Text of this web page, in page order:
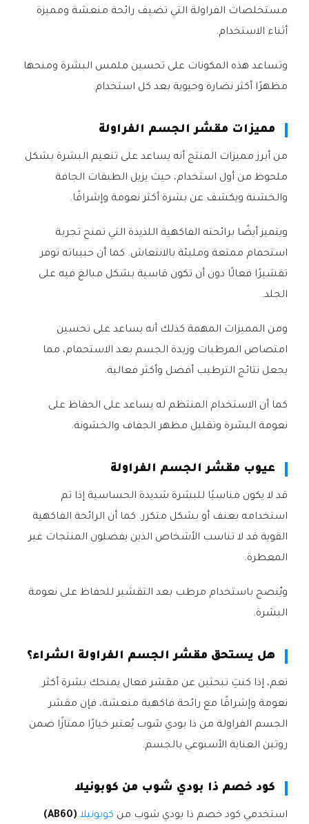
مستخلصات الفراولة التي تضيف رائحة منعشة ومميزة
أثناء الاستخدام.
وتساعد هذه المكونات على تحسين ملمس البشرة ومنحها
مظهرًا أكثر نضارة وحيوية بعد كل استخدام.
مميزات مقشر الجسم الفراولة
من أبرز مميزات المنتج أنه يساعد على تنعيم البشرة بشكل
ملحوظ من أول استخدام، حيث يزيل الطبقات الجافة
والخشنة ويكشف عن بشرة أكثر نعومة وإشراقًا.
ويتميز أيضًا برائحته الفاكهية اللذيذة التي تمنح تجربة
استحمام ممتعة ومليئة بالانتعاش. كما أن حبيباته توفر
تقشيرًا فعالًا دون أن تكون قاسية بشكل مبالغ فيه على
الجلد.
ومن المميزات المهمة كذلك أنه يساعد على تحسين
امتصاص المرطبات وزبدة الجسم بعد الاستحمام، مما
يجعل نتائج الترطيب أفضل وأكثر فعالية.
كما أن الاستخدام المنتظم له يساعد على الحفاظ على
نعومة البشرة وتقليل مظهر الجفاف والخشونة.
عيوب مقشر الجسم الفراولة
قد لا يكون مناسبًا للبشرة شديدة الحساسية إذا تم
استخدامه بعنف أو بشكل متكرر. كما أن الرائحة الفاكهية
القوية قد لا تناسب الأشخاص الذين يفضلون المنتجات غير
المعطرة.
ويُنصح باستخدام مرطب بعد التقشير للحفاظ على نعومة
البشرة.
هل يستحق مقشر الجسم الفراولة الشراء؟
نعم، إذا كنتِ تبحثين عن مقشر فعال يمنحك بشرة أكثر
نعومة وإشراقًا مع رائحة فاكهية منعشة، فإن مقشر
الجسم الفراولة من ذا بودي شوب يُعتبر خيارًا ممتازًا ضمن
روتين العناية الأسبوعي بالجسم.
كود خصم ذا بودي شوب من كوبونيلا
استخدمي كود خصم ذا بودي شوب من كوبونيلا (AB60)